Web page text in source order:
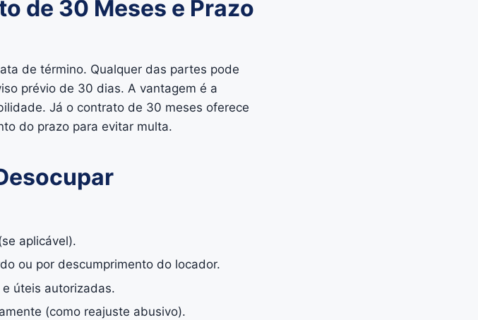
de 30 Meses e Prazo
de término. Qualquer das partes pode
prévio de 30 dias. A vantagem é a
Já o contrato de 30 meses oferece
do prazo para evitar multa.
aplicável).
ou por descumprimento do locador.
úteis autorizadas.
(como reajuste abusivo).